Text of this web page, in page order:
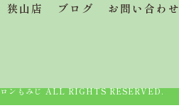
狭山店
ブログ お問い合わせ
ロンもみじ ALL RIGHTS RESERVED.